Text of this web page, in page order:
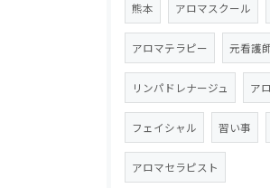
熊本 アロマスクール
アロマテラピー 元看護
リンパドレナージュ ア
フェイシャル 習い事
アロマセラピスト